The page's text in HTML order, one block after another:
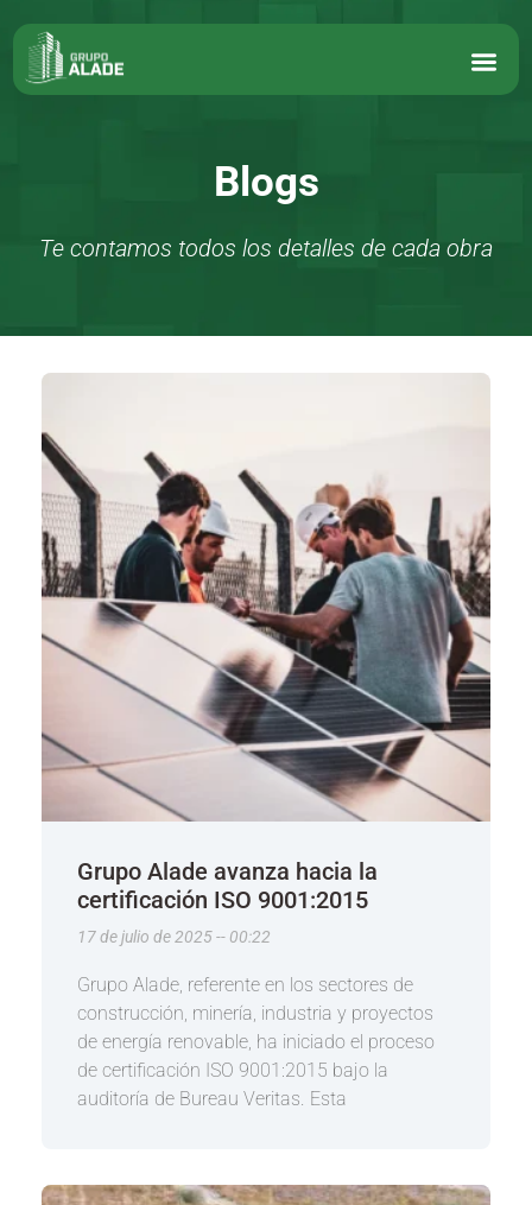
Blogs
Te contamos todos los detalles de cada obra
Grupo Alade avanza hacia la
certificación ISO 9001:2015
17 de julio de 2025 00:22
Grupo Alade, referente en los sectores de
construcción, minería, industria y proyectos
de energía renovable, ha iniciado el proceso
de certificación ISO 9001:2015 bajo la
auditoría de Bureau Veritas. Esta